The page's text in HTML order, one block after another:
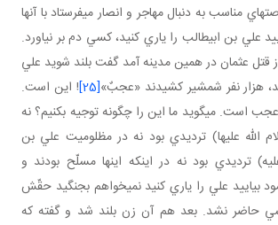
هاي مناسب به دنبال مهاجر و انصار مي فرستاد با آنها
علي بن ابيطالب را ياري کنيد، کسي دم بر نياورد.
عثمان در همين مدينه آمد گفت بلند شويد علي
هزار نفر شمشير کشيدند «عجبٌ»[25]
! اين است.
عجب است. مي گويد ما اين را چگونه توجيه بکنيم؟ نه
الله عليها) ترديدي بود نه در مظلوميت علي بن
ترديدي بود نه در اينکه اينها مسلّح بودند و
بياييد علي را ياري کنيد نمي خواهم بجنگيد حقّش
حاضر نشد. بعد هم آن زن بلند شد و گفته که